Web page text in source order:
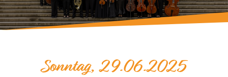
Sonntag, 29.06.2025